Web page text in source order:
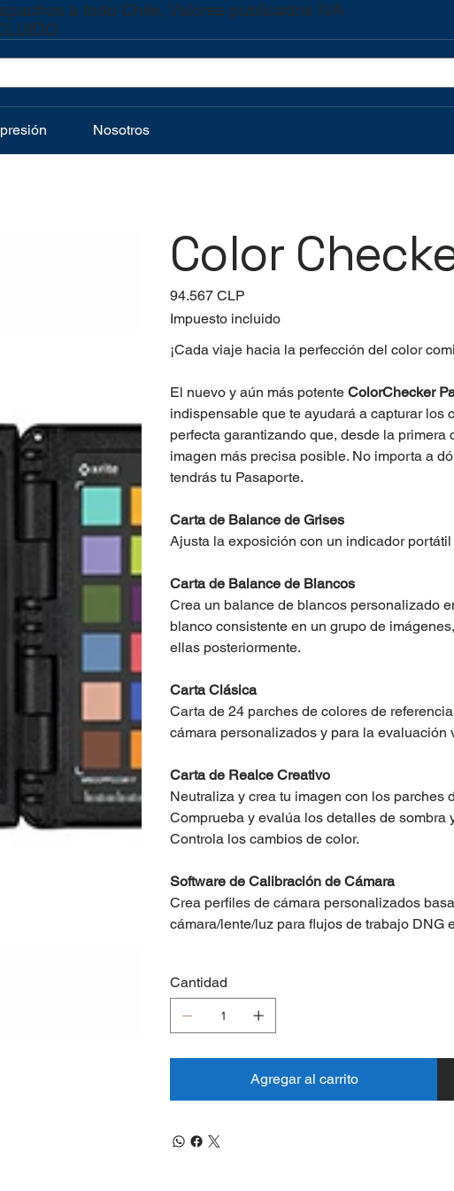
a todo Chile, Valores publicados IVA
Nosotros
Color
Precio
94.567 CLP
Impuesto incluido
¡Cada viaje hacia la perfección del color
El nuevo y aún más potente ColorChecker
indispensable que te ayudará a capturar los
perfecta garantizando que, desde la
imagen más precisa posible. No importa a
tendrás tu Pasaporte.
Carta de Balance de Grises
Ajusta la exposición con un indicador
Carta de Balance de Blancos
Crea un balance de blancos personalizado
blanco consistente en un grupo de
ellas posteriormente.
Carta Clásica
Carta de 24 parches de colores de
cámara personalizados y para la evaluación
Carta de Realce Creativo
Neutraliza y crea tu imagen con los parches
Comprueba y evalúa los detalles de sombra
Controla los cambios de color.
Software de Calibración de Cámara
Crea perfiles de cámara personalizados
cámara/lente/luz para flujos de trabajo DNG
Cantidad
Agregar al carrito